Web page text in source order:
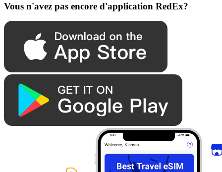
Vous n'avez pas encore d'application RedEx?